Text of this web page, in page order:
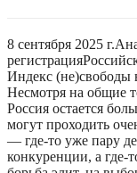
8 сентября 2025 г.
регистрация
Индекс (не)свободы
Несмотря на общие
Россия остается
могут проходить
— где-то уже пару
конкуренции, а где-